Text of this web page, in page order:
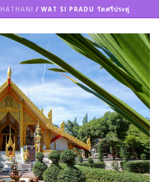
/ WAT SI PRADU วัดศรีประดู่